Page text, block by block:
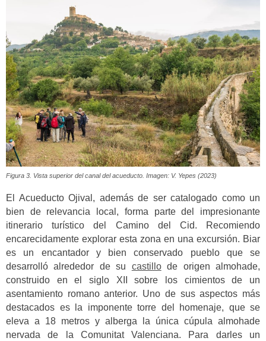
Figura 3. Vista superior del canal del acueducto. Imagen: V. Yepes (2023)
El Acueducto Ojival, además de ser catalogado como un
bien de relevancia local, forma parte del impresionante
itinerario turístico del Camino del Cid. Recomiendo
encarecidamente explorar esta zona en una excursión. Biar
es un encantador y bien conservado pueblo que se
desarrolló alrededor de su castillode origen almohade,
construido en el siglo XII sobre los cimientos de un
asentamiento romano anterior. Uno de sus aspectos más
destacados es la imponente torre del homenaje, que se
eleva a 18 metros y alberga la única cúpula almohade
nervada de la Comunitat Valenciana. Para darles un